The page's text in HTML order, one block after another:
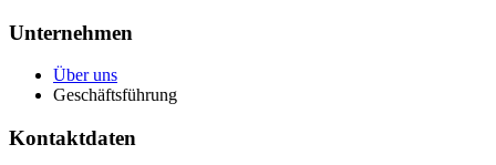
Unternehmen
Über uns
Geschäftsführung
Kontaktdaten